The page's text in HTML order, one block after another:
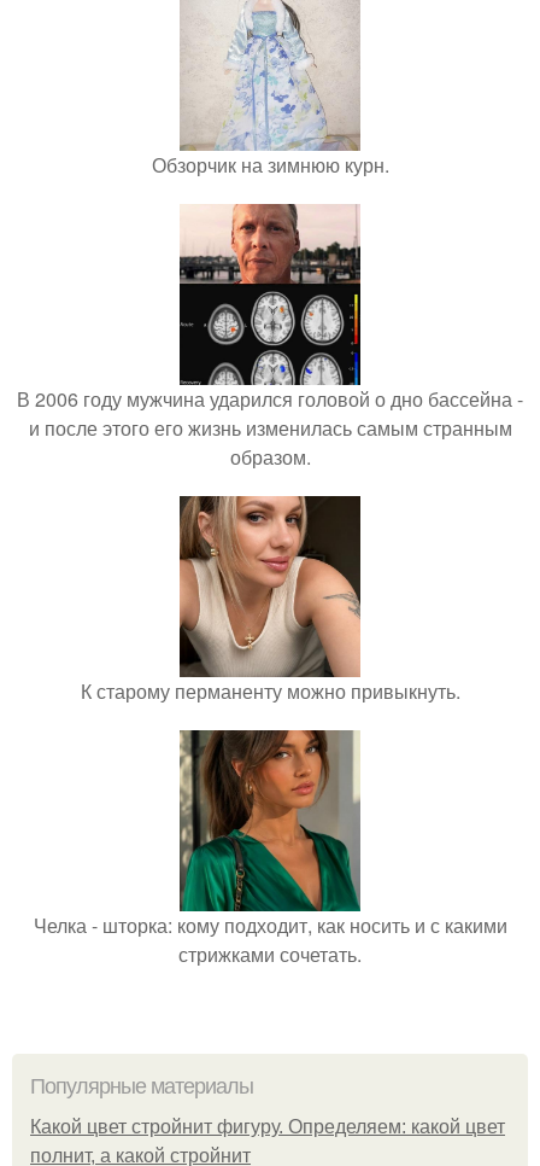
Обзорчик на зимнюю курн.
В 2006 году мужчина ударился головой о дно бассейна -
и после этого его жизнь изменилась самым странным
образом.
К старому перманенту можно привыкнуть.
Челка - шторка: кому подходит, как носить и с какими
стрижками сочетать.
Популярные материалы
Какой цвет стройнит фигуру. Определяем: какой цвет
полнит, а какой стройнит